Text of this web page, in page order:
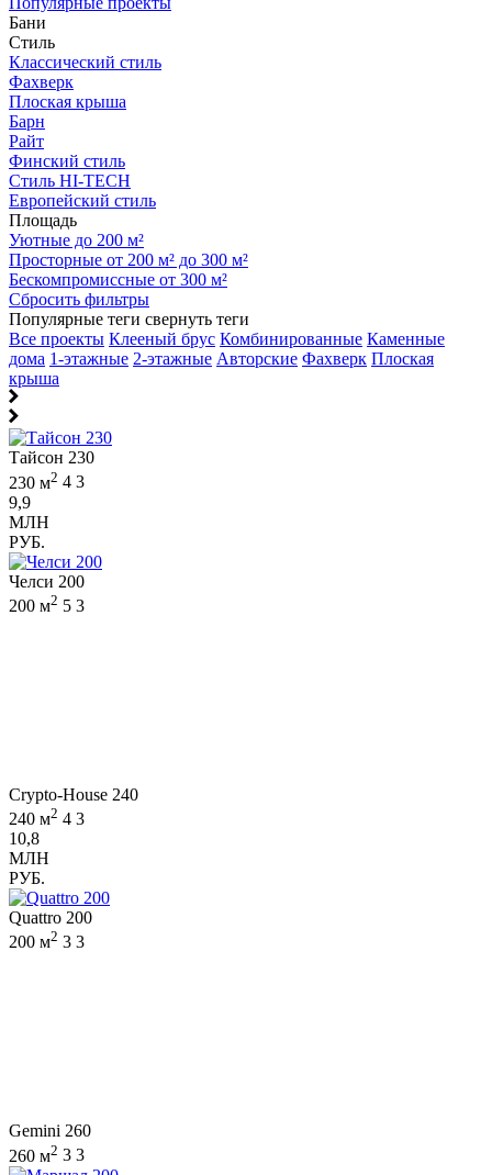
Бани
Стиль
Классический стиль
Фахверк
Плоская крыша
Барн
Райт
Финский стиль
Стиль HI-TECH
Европейский стиль
Площадь
Уютные до 200 м²
Просторные от 200 м² до 300 м²
Бескомпромиссные от 300 м²
Сбросить фильтры
Популярные теги свернуть теги
Все проекты Клееный брус Комбинированные Каменные
дома 1-этажные 2-этажные Авторские Фахверк Плоская
крыша
Тайсон 230
230 м2 4 3
9,9
МЛН
РУБ.
Челси 200
200 м2 5 3
Crypto-House 240
240 м2 4 3
10,8
МЛН
РУБ.
Quattro 200
200 м2 3 3
Gemini 260
260 м2 3 3